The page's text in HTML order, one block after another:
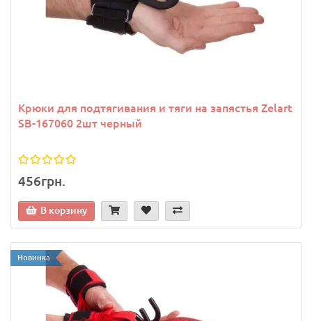
Крюки для подтягивания и тяги на запястья Zelart
SB-167060 2шт черный
456грн.
В корзину
Новинка